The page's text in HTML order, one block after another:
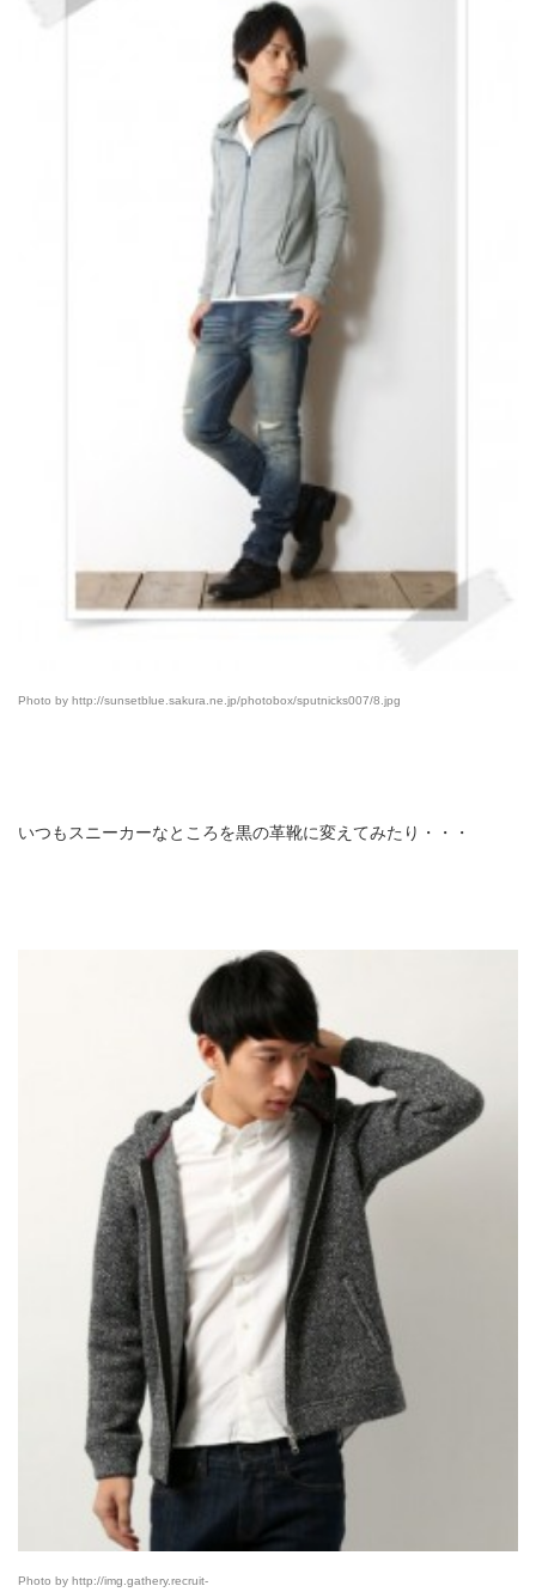
Photo by http://sunsetblue.sakura.ne.jp/photobox/sputnicks007/8.jpg
いつもスニーカーなところを黒の革靴に変えてみたり・・・
Photo by http://img.gathery.recruit-